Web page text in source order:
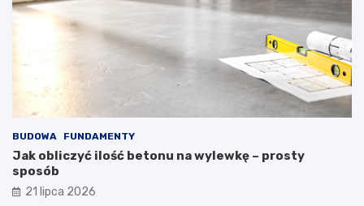
BUDOWA FUNDAMENTY
Jak obliczyć ilość betonu na wylewkę – prosty
sposób
21 lipca 2026